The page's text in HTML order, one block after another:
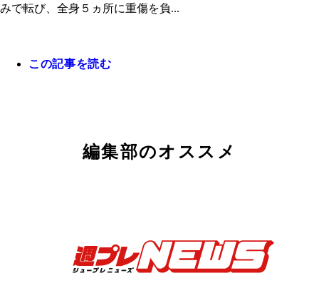
みで転び、全身５ヵ所に重傷を負...
この記事を読む
編集部のオススメ